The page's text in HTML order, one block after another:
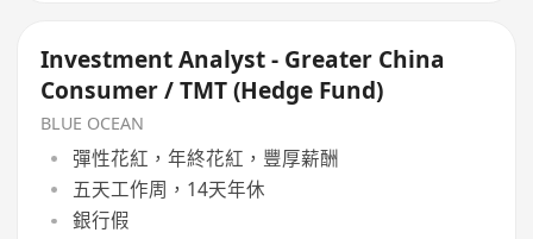
Investment Analyst - Greater China
Consumer / TMT (Hedge Fund)
BLUE OCEAN
彈性花紅，年終花紅，豐厚薪酬
五天工作周，14天年休
銀行假